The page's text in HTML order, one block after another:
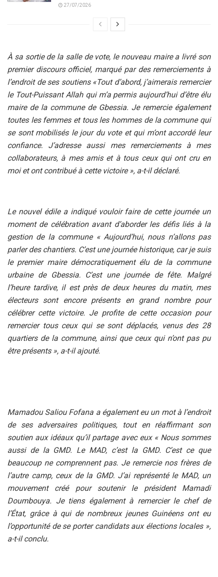
27/07/2026
À sa sortie de la salle de vote, le nouveau maire a livré son
premier discours officiel, marqué par des remerciements à
l’endroit de ses soutiens «Tout d’abord, j’aimerais remercier
le Tout-Puissant Allah qui m’a permis aujourd’hui d’être élu
maire de la commune de Gbessia. Je remercie également
toutes les femmes et tous les hommes de la commune qui
se sont mobilisés le jour du vote et qui m’ont accordé leur
confiance. J’adresse aussi mes remerciements à mes
collaborateurs, à mes amis et à tous ceux qui ont cru en
moi et ont contribué à cette victoire », a-t-il déclaré.
Le nouvel édile a indiqué vouloir faire de cette journée un
moment de célébration avant d’aborder les défis liés à la
gestion de la commune « Aujourd’hui, nous n’allons pas
parler des chantiers. C’est une journée historique, car je suis
le premier maire démocratiquement élu de la commune
urbaine de Gbessia. C’est une journée de fête. Malgré
l’heure tardive, il est près de deux heures du matin, mes
électeurs sont encore présents en grand nombre pour
célébrer cette victoire. Je profite de cette occasion pour
remercier tous ceux qui se sont déplacés, venus des 28
quartiers de la commune, ainsi que ceux qui n’ont pas pu
être présents », a-t-il ajouté.
Mamadou Saliou Fofana a également eu un mot à l’endroit
de ses adversaires politiques, tout en réaffirmant son
soutien aux idéaux qu’il partage avec eux « Nous sommes
aussi de la GMD. Le MAD, c’est la GMD. C’est ce que
beaucoup ne comprennent pas. Je remercie nos frères de
l’autre camp, ceux de la GMD. J’ai représenté le MAD, un
mouvement créé pour soutenir le président Mamadi
Doumbouya. Je tiens également à remercier le chef de
l’État, grâce à qui de nombreux jeunes Guinéens ont eu
l’opportunité de se porter candidats aux élections locales »,
a-t-il conclu.